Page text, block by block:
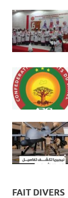
FAIT DIVERS